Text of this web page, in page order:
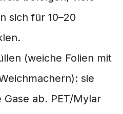
sich für 10–20
(weiche Folien mit
sie
ab. PET/Mylar